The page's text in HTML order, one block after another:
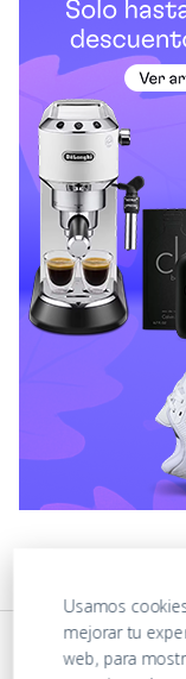
Usamos
mejorar tu
web, para